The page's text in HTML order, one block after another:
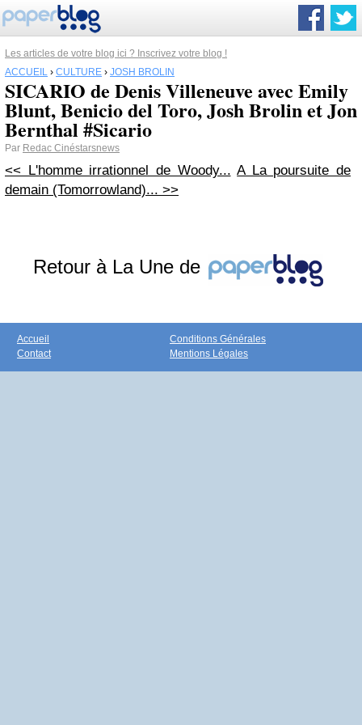
Les articles de votre blog ici ? Inscrivez votre blog !
ACCUEIL › CULTURE › JOSH BROLIN
SICARIO de Denis Villeneuve avec Emily
Blunt, Benicio del Toro, Josh Brolin et Jon
Bernthal #Sicario
Par Redac Cinéstarsnews
<< L'homme irrationnel de Woody... A La poursuite de
demain (Tomorrowland)... >>
Retour à La Une de
Accueil
Contact
Conditions Générales
Mentions Légales